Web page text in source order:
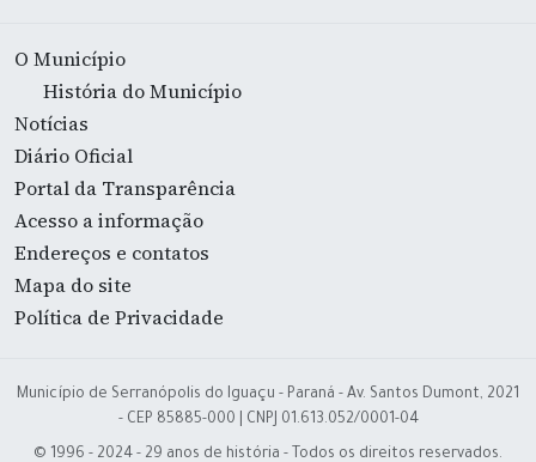
O Município
História do Município
Notícias
Diário Oficial
Portal da Transparência
Acesso a informação
Endereços e contatos
Mapa do site
Política de Privacidade
Município de Serranópolis do Iguaçu - Paraná - Av. Santos Dumont, 2021
- CEP 85885-000 | CNPJ 01.613.052/0001-04
© 1996 - 2024 - 29 anos de história - Todos os direitos reservados.